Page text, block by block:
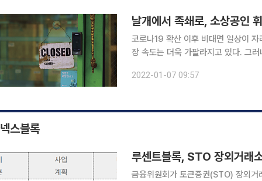
날개에서 족쇄로, 소상공인
코로나19 확산 이후 비대면 일상이 자리 잡으면서 네이버, 카카오, 쿠팡 등 대형 온라인 플랫폼의 성
장 속도는 더욱 가팔라지고 있다. 그
의민족 등 온라인 플랫폼은 판매자와
2022-01-07 09:57
넥스블록
루센트블록, STO 장외거래
금융위원회가 토큰증권(STO) 장외거